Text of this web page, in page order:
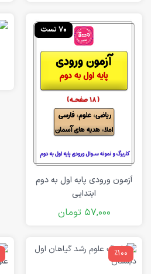
70 تست
آزمون ورودی پایه اول به دوم
ابتدایی
57,000 تومان
٪100